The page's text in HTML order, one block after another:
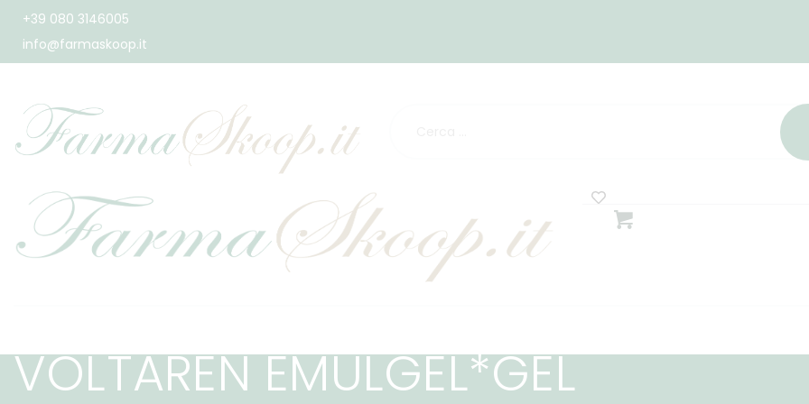
+39 080 3146005
info@farmaskoop.it
VOLTAREN EMULGEL*GEL